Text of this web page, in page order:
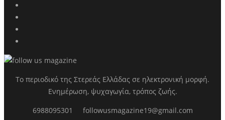
Το περιοδικό της Στερεάς Ελλάδας σε ηλεκτρονική μορφή.
Ενημέρωση, ψυχαγωγία, τρόπος ζωής.
6988095301 followusmagazine19@gmail.com